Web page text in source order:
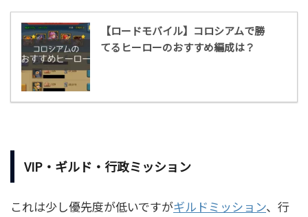
【ロードモバイル】コロシアムで勝
てるヒーローのおすすめ編成は？
VIP・ギルド・行政ミッション
これは少し優先度が低いですがギルドミッション、行